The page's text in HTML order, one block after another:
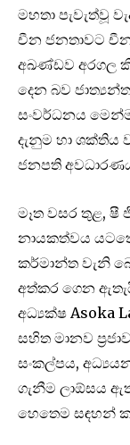
මහතා පැවැත්වූ
චීන ජනතාවට
අඛණ්ඩව අරගල
දෙන බව
සංවර්ධනය මෙන්ම
දැනුම හා ශක්තිය
ජනපති
මෑත වසර තුළ, ෂී
නායකත්වය
කර්මාන්ත වැනි
අත්කර ගෙන
අධ්‍යක්ෂ Asoka
සහිත මානව
සංකල්පය,
ගැනීම ලාඕසය
හෙතෙම සඳහන්